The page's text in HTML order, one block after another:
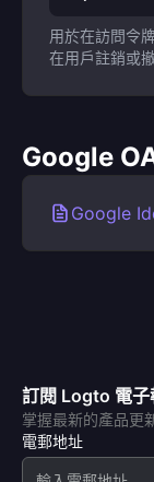
用於在訪問令
在用戶註銷或
Google
Google
訂閱 Logto 電子
掌握最新的產品更
電郵地址